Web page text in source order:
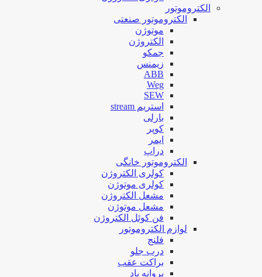
الکتروموتور
الکتروموتور صنعتی
موتوژن
الکتروژن
جمکو
زیمنس
ABB
Weg
SEW
استریم stream
بارلی
کوپر
ایمر
دراپ
الکتروموتور خانگی
کولری الکتروژن
کولری موتوژن
مشعل الکتروژن
مشعل موتوژن
فن کوئل الکتروژن
لوازم الکتروموتور
فلنج
درب جلو
براکت عقب
پروانه باد